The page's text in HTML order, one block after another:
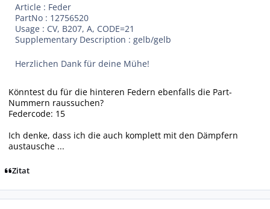
Article : Feder
PartNo : 12756520
Usage : CV, B207, A, CODE=21
Supplementary Description : gelb/gelb
Herzlichen Dank für deine Mühe!
Könntest du für die hinteren Federn ebenfalls die Part-
Nummern raussuchen?
Federcode: 15
Ich denke, dass ich die auch komplett mit den Dämpfern
austausche ...
Zitat